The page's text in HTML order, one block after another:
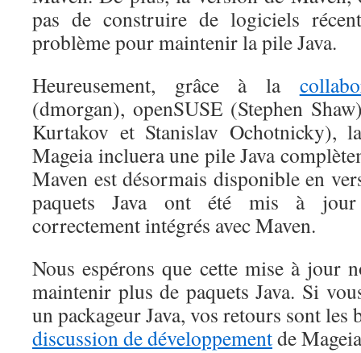
pas de construire de logiciels
problème pour maintenir la pile Java.
Heureusement, grâce à la
(dmorgan), openSUSE (Stephen
Kurtakov et Stanislav Ochotnicky),
Mageia incluera une pile Java
Maven est désormais disponible en
paquets Java ont été mis à
correctement intégrés avec Maven.
Nous espérons que cette mise à jour
maintenir plus de paquets Java. Si
un packageur Java, vos retours sont les
discussion de développementde